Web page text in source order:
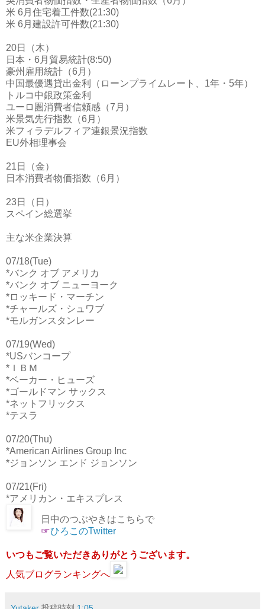
米 6月住宅着工件数(21:30)
米 6月建設許可件数(21:30)
20日（木）
日本・6月貿易統計(8:50)
豪州雇用統計（6月）
中国最優遇貸出金利（ローンプライムレート、1年・5年）
トルコ中銀政策金利
ユーロ圏消費者信頼感（7月）
米景気先行指数（6月）
米フィラデルフィア連銀景況指数
EU外相理事会
21日（金）
日本消費者物価指数（6月）
23日（日）
スペイン総選挙
主な米企業決算
07/18(Tue)
*バンク オブ アメリカ
*バンク オブ ニューヨーク
*ロッキード・マーチン
*チャールズ・シュワブ
*モルガンスタンレー
07/19(Wed)
*USバンコープ
*ＩＢＭ
*ベーカー・ヒューズ
*ゴールドマン サックス
*ネットフリックス
*テスラ
07/20(Thu)
*American Airlines Group Inc
*ジョンソン エンド ジョンソン
07/21(Fri)
*アメリカン・エキスプレス
日中のつぶやきはこちらで
☞ひろこのTwitter
いつもご覧いただきありがとうございます。
人気ブログランキングへ